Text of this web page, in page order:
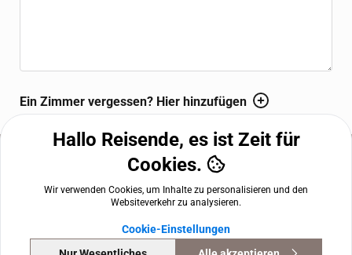
Ein Zimmer vergessen? Hier hinzufügen
The Amauris Vienna,Kärntner Ring 8, 1010 Vienna, AT
+43 122 122
reservation.vienna@theamauris.com
Cookie-Einstellungen
angetrieben von
HotelPartner
Hallo Reisende, es ist Zeit für
Cookies.
Wir verwenden Cookies, um Inhalte zu personalisieren und den
Websiteverkehr zu analysieren.
Cookie-Einstellungen